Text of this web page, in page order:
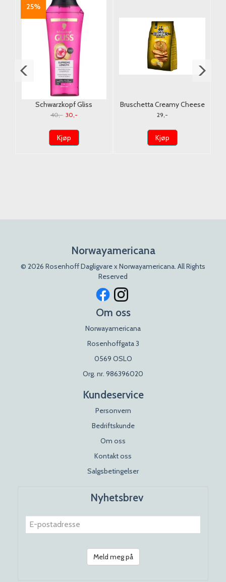
25%
Schwarzkopf Gliss
Supreme Length Shampoo
40,- 30,-
Kjøp
Bruschetta Creamy Cheese
Krambals 70g.
29,-
Kjøp
Norwayamericana
© 2026 Rosenhoff Dagligvare x Norwayamericana. All Rights
Reserved
Om oss
Norwayamericana
Rosenhoffgata 3
0569 OSLO
Org. nr. 986396020
Kundeservice
Personvern
Bedriftskunde
Om oss
Kontakt oss
Salgsbetingelser
Nyhetsbrev
Meld meg på